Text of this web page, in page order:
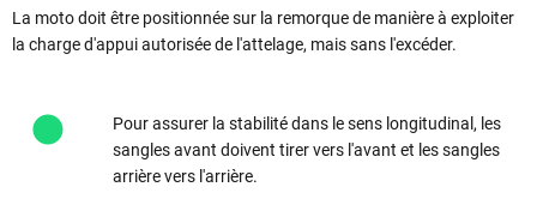
La moto doit être positionnée sur la remorque de manière à exploiter
la charge d'appui autorisée de l'attelage, mais sans l'excéder.
Pour assurer la stabilité dans le sens longitudinal, les
sangles avant doivent tirer vers l'avant et les sangles
arrière vers l'arrière.